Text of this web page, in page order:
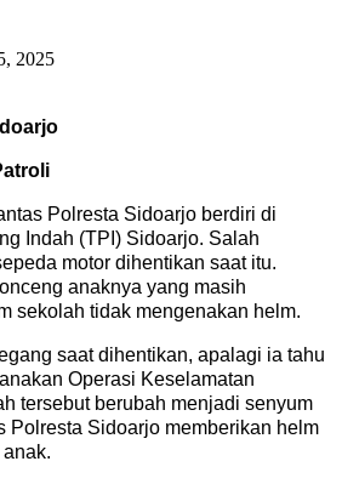
2025
Polresta Sidoarjo berdiri di
Indah (TPI) Sidoarjo. Salah
motor dihentikan saat itu.
anaknya yang masih
sekolah tidak mengenakan helm.
saat dihentikan, apalagi ia tahu
Operasi Keselamatan
tersebut berubah menjadi senyum
Polresta Sidoarjo memberikan helm